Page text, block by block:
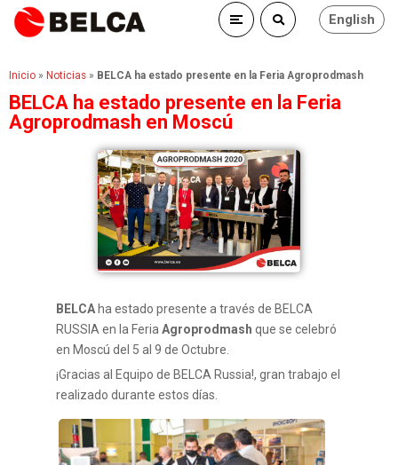
English
Inicio » Noticias » BELCA ha estado presente en la Feria Agroprodmash
BELCA ha estado presente en la Feria
Agroprodmash en Moscú
BELCAha estado presente a través de BELCA
RUSSIA en la Feria Agroprodmash que se celebró
en Moscú del 5 al 9 de Octubre.
¡Gracias al Equipo de BELCA Russia!, gran trabajo el
realizado durante estos días.